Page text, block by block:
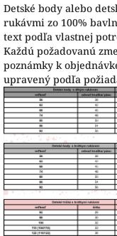
Detské body alebo
rukávmi zo 100%
text podľa vlastnej
Každú požadovanú
poznámky k
upravený podľa